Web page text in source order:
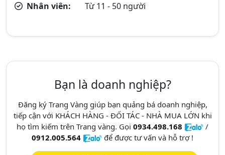
Nhân viên:
Từ 11 - 50 người
Bạn là doanh nghiệp?
Đăng ký Trang Vàng giúp bạn quảng bá doanh nghiệp,
tiếp cận với KHÁCH HÀNG - ĐỐI TÁC - NHÀ MUA LỚN khi
họ tìm kiếm trên Trang vàng. Gọi 0934.498.168
/
0912.005.564
để được tư vấn và hỗ trợ !